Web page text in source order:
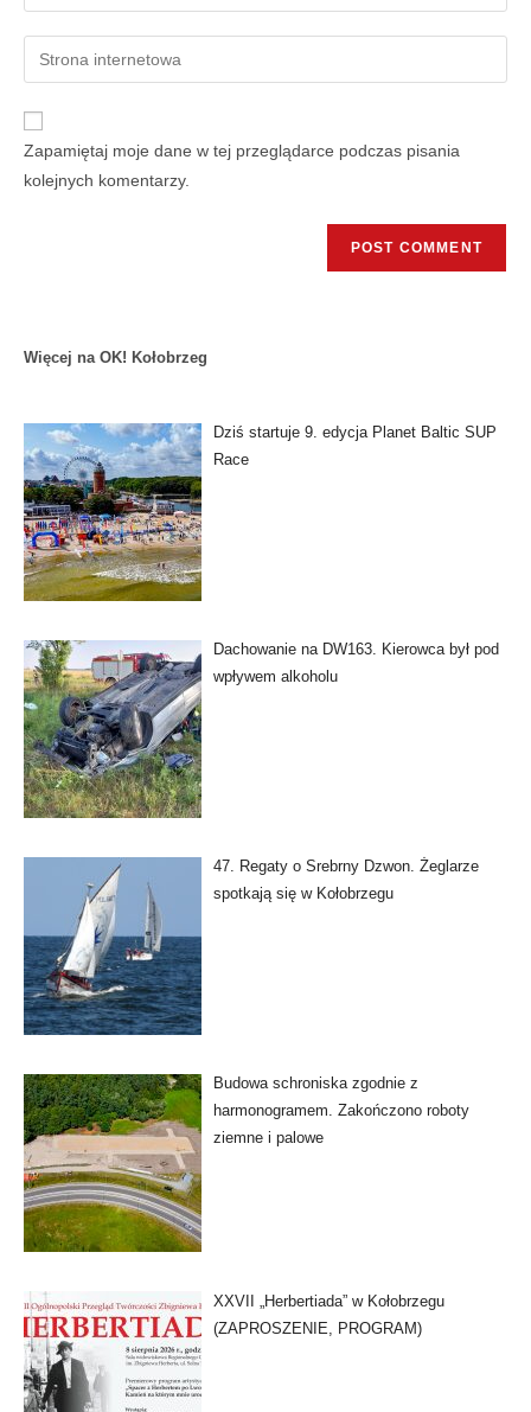
Zapamiętaj moje dane w tej przeglądarce podczas pisania
kolejnych komentarzy.
Więcej na OK! Kołobrzeg
Dziś startuje 9. edycja Planet Baltic SUP
Race
Dachowanie na DW163. Kierowca był pod
wpływem alkoholu
47. Regaty o Srebrny Dzwon. Żeglarze
spotkają się w Kołobrzegu
Budowa schroniska zgodnie z
harmonogramem. Zakończono roboty
ziemne i palowe
XXVII „Herbertiada” w Kołobrzegu
(ZAPROSZENIE, PROGRAM)